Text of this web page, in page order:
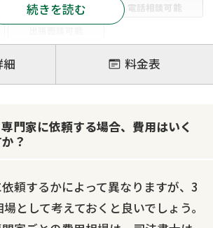
19時以降電話可能
電話相談可能
相続放棄
相続登記
銀行手続き
家族信託
続きを読む
細 料金表
門家に依頼する場合、費用はいく
？
頼するかによって異なりますが、3
として考えておくと良いでしょう。